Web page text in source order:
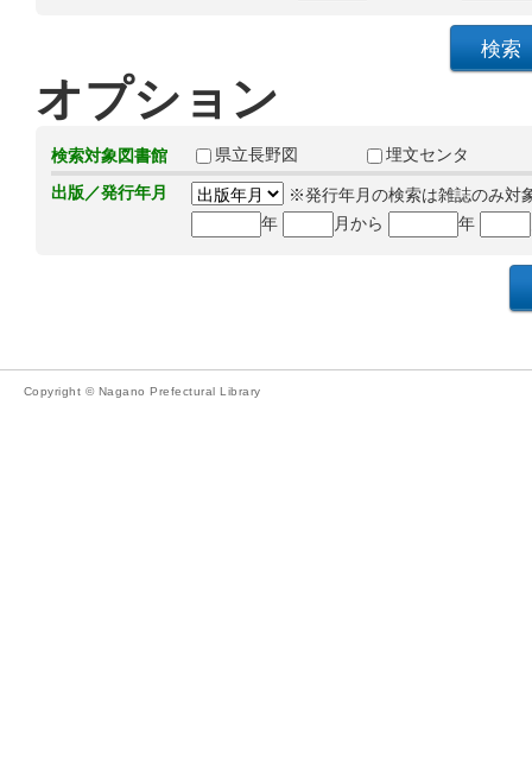
オプション
検索対象図書館 県立長野図
埋文センタ
出版／発行年月
※発行年月の検索は雑誌のみ対
年
月から 年
Copyright © Nagano Prefectural Library